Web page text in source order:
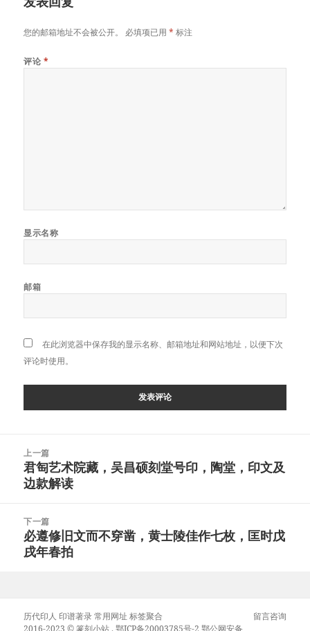
您的邮箱地址不会被公开。 必填项已用* 标注
评论 *
显示名称
邮箱
在此浏览器中保存我的显示名称、邮箱地址和网站地址，以便下次
评论时使用。
上一篇
上
篇
章：
君匋艺术院藏，吴昌硕刻堂号印，陶堂，印文及
边款解读
下一篇
下
篇
必遵修旧文而不穿凿，黄士陵佳作七枚，匡时戊
戌年春拍
历代印人 印谱著录 常用网址 标签聚合
留言咨询
2016-2023 ©篆刻小站 .鄂ICP备20003785号-2 鄂公网安备